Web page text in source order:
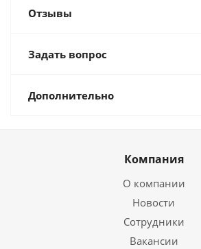
Отзывы
Задать вопрос
Дополнительно
Компания
О компании
Новости
Сотрудники
Вакансии